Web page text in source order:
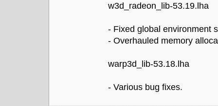
w3d_radeon_lib-53.19.lha
- Fixed global environment
- Overhauled memory
warp3d_lib-53.18.lha
- Various bug fixes.